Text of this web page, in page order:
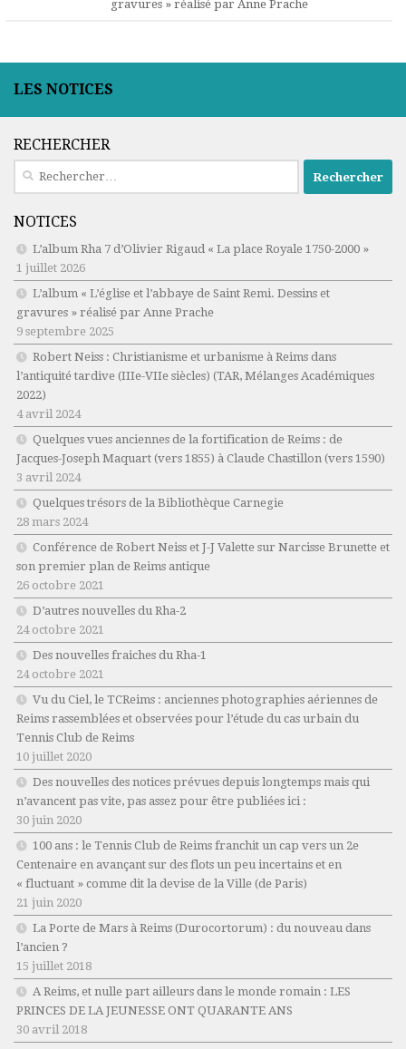
gravures » réalisé par Anne Prache
LES NOTICES
RECHERCHER
Rechercher :
NOTICES
L’album Rha 7 d’Olivier Rigaud « La place Royale 1750-2000 »
1 juillet 2026
L’album « L’église et l’abbaye de Saint Remi. Dessins et
gravures » réalisé par Anne Prache
9 septembre 2025
Robert Neiss : Christianisme et urbanisme à Reims dans
l’antiquité tardive (IIIe-VIIe siècles) (TAR, Mélanges Académiques
2022)
4 avril 2024
Quelques vues anciennes de la fortification de Reims : de
Jacques-Joseph Maquart (vers 1855) à Claude Chastillon (vers 1590)
3 avril 2024
Quelques trésors de la Bibliothèque Carnegie
28 mars 2024
Conférence de Robert Neiss et J-J Valette sur Narcisse Brunette et
son premier plan de Reims antique
26 octobre 2021
D’autres nouvelles du Rha-2
24 octobre 2021
Des nouvelles fraiches du Rha-1
24 octobre 2021
Vu du Ciel, le TCReims : anciennes photographies aériennes de
Reims rassemblées et observées pour l’étude du cas urbain du
Tennis Club de Reims
10 juillet 2020
Des nouvelles des notices prévues depuis longtemps mais qui
n’avancent pas vite, pas assez pour être publiées ici :
30 juin 2020
100 ans : le Tennis Club de Reims franchit un cap vers un 2e
Centenaire en avançant sur des flots un peu incertains et en
« fluctuant » comme dit la devise de la Ville (de Paris)
21 juin 2020
La Porte de Mars à Reims (Durocortorum) : du nouveau dans
l’ancien ?
15 juillet 2018
A Reims, et nulle part ailleurs dans le monde romain : LES
PRINCES DE LA JEUNESSE ONT QUARANTE ANS
30 avril 2018